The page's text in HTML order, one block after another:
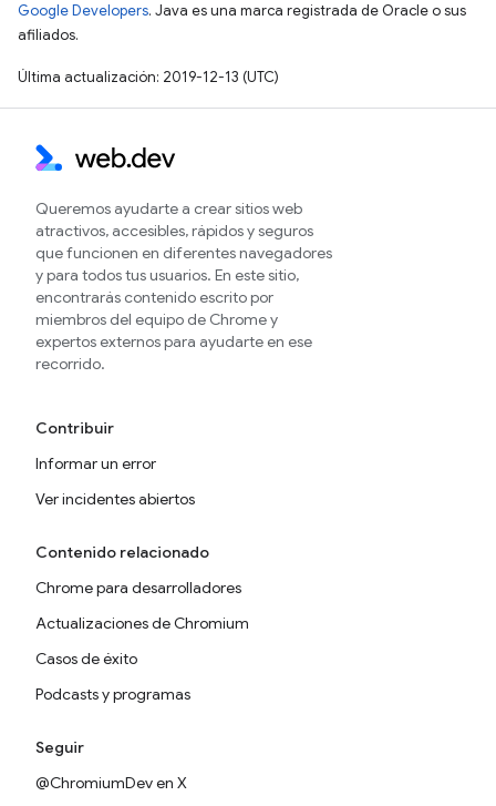
Google Developers. Java es una marca registrada de Oracle o sus
afiliados.
Última actualización: 2019-12-13 (UTC)
Queremos ayudarte a crear sitios web
atractivos, accesibles, rápidos y seguros
que funcionen en diferentes navegadores
y para todos tus usuarios. En este sitio,
encontrarás contenido escrito por
miembros del equipo de Chrome y
expertos externos para ayudarte en ese
recorrido.
Contribuir
Informar un error
Ver incidentes abiertos
Contenido relacionado
Chrome para desarrolladores
Actualizaciones de Chromium
Casos de éxito
Podcasts y programas
Seguir
@ChromiumDev en X